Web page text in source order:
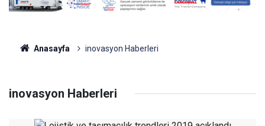
Anasayfa inovasyon Haberleri
inovasyon Haberleri